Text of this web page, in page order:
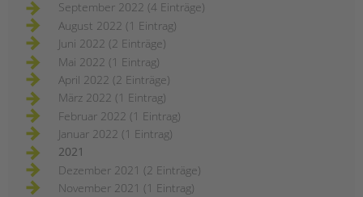
September 2022 (4 Einträge)
August 2022 (1 Eintrag)
Juni 2022 (2 Einträge)
Mai 2022 (1 Eintrag)
April 2022 (2 Einträge)
März 2022 (1 Eintrag)
Februar 2022 (1 Eintrag)
Januar 2022 (1 Eintrag)
2021
Dezember 2021 (2 Einträge)
November 2021 (1 Eintrag)